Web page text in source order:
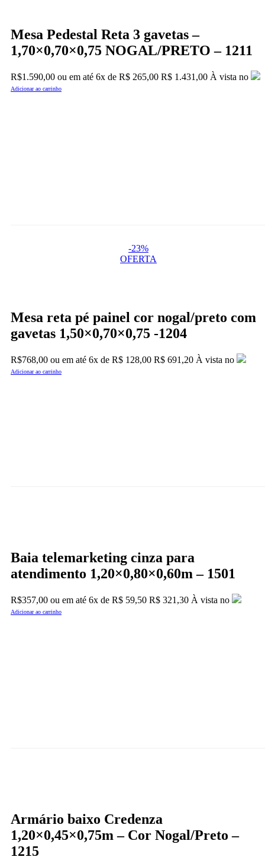
Mesa Pedestal Reta 3 gavetas –
1,70×0,70×0,75 NOGAL/PRETO – 1211
R$1.590,00 ou em até 6x de R$ 265,00 R$ 1.431,00 À vista no
Adicionar ao carrinho
-23%
OFERTA
Mesa reta pé painel cor nogal/preto com
gavetas 1,50×0,70×0,75 -1204
O
preço
R$768,00O
preço
ou em até 6x de R$ 128,00 R$ 691,20 À vista no
Adicionar ao carrinho
Baia telemarketing cinza para
atendimento 1,20×0,80×0,60m – 1501
R$357,00 ou em até 6x de R$ 59,50 R$ 321,30 À vista no
Adicionar ao carrinho
Armário baixo Credenza
1,20×0,45×0,75m – Cor Nogal/Preto –
1215